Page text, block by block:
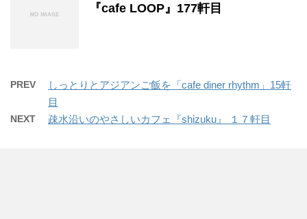
『cafe LOOP』177軒目
PREV
しっとりとアジアンご飯を「cafe diner rhythm」15軒
目
NEXT 疎水沿いのやさしいカフェ『shizuku』 １７軒目